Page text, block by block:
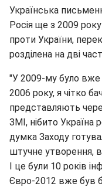
Українська
Росія ще з 2009
проти України,
розділена на дві
"У 2009-му було вже
2006 року, я чітко
представляють
ЗМІ, нібито Україна
думка Заходу
штучне утворення,
І це були 10 років
Євро-2012 вже був